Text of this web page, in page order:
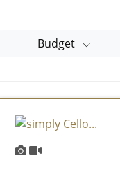
Budget